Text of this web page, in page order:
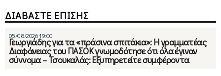
ΔΙΑΒΑΣΤΕ ΕΠΙΣΗΣ
05/08/2026 19:00
Γεωργιάδης για τα «πράσινα σπιτάκια»: Η γραμματέας
Διαφάνειας του ΠΑΣΟΚ γνωμοδότησε ότι όλα έγιναν
σύννομα – Τσουκαλάς: Εξυπηρετείτε συμφέροντα